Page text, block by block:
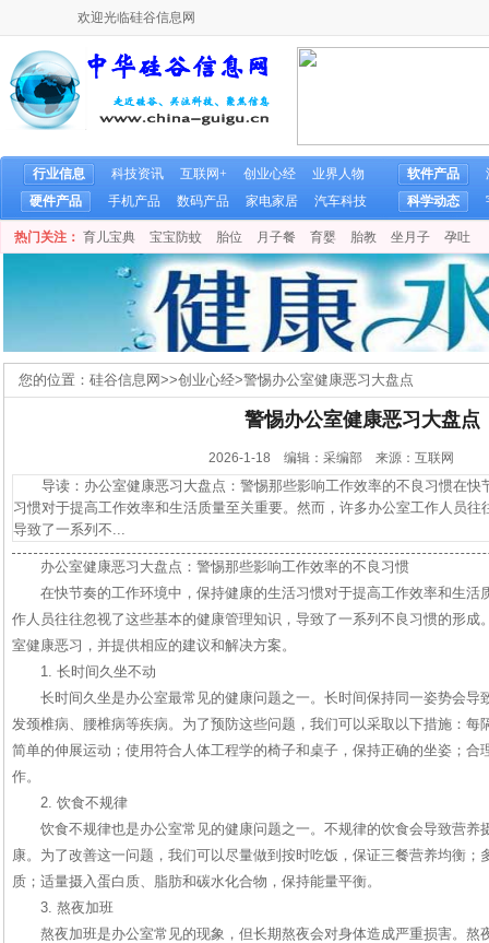
欢迎光临硅谷信息网
行业信息 科技资讯 互联网+ 创业心经
业界人物
硬件产品
手机产品 数码产品 家电家居 汽车科技
软件产品
科学动态
热门关注： 育儿宝典 宝宝防蚊 胎位 月子餐 育婴 胎教 坐月子 孕吐
您的位置： 硅谷信息网>>创业心经>警惕办公室健康恶习大盘点
警惕办公室健康恶习大盘点
2026-1-18 编辑：采编部 来源：互联网
导读：办公室健康恶习大盘点：警惕那些影响工作效率的不良习惯在快
习惯对于提高工作效率和生活质量至关重要。然而，许多办公室工作人员
导致了一系列不...
办公室健康恶习大盘点：警惕那些影响工作效率的不良习惯
在快节奏的工作环境中，保持健康的生活习惯对于提高工作效率和生活
作人员往往忽视了这些基本的健康管理知识，导致了一系列不良习惯的形成
室健康恶习，并提供相应的建议和解决方案。
1. 长时间久坐不动
长时间久坐是办公室最常见的健康问题之一。长时间保持同一姿势会导
发颈椎病、腰椎病等疾病。为了预防这些问题，我们可以采取以下措施：每
简单的伸展运动；使用符合人体工程学的椅子和桌子，保持正确的坐姿；合
作。
2. 饮食不规律
饮食不规律也是办公室常见的健康问题之一。不规律的饮食会导致营养
康。为了改善这一问题，我们可以尽量做到按时吃饭，保证三餐营养均衡；
质；适量摄入蛋白质、脂肪和碳水化合物，保持能量平衡。
3. 熬夜加班
熬夜加班是办公室常见的现象，但长期熬夜会对身体造成严重损害。熬